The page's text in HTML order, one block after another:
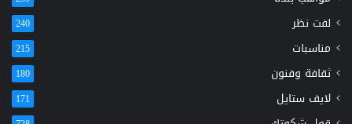
لفت نظر 240
مناسبات 215
ثقافة وفنون 180
لايف ستايل 171